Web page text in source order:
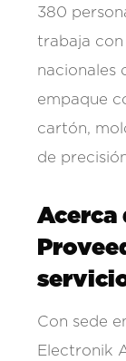
380
trabaja
nacionales
empaque
cartón,
de
Acerca
Con sede
Electronik